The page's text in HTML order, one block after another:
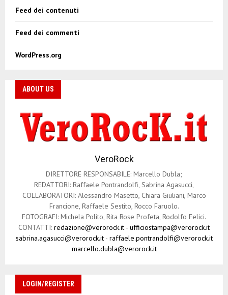
Feed dei contenuti
Feed dei commenti
WordPress.org
ABOUT US
VeroRock
DIRETTORE RESPONSABILE: Marcello Dubla;
REDATTORI: Raffaele Pontrandolfi, Sabrina Agasucci,
COLLABORATORI: Alessandro Masetto, Chiara Giuliani, Marco
Francione, Raffaele Sestito, Rocco Faruolo.
FOTOGRAFI: Michela Polito, Rita Rose Profeta, Rodolfo Felici.
CONTATTI: redazione@verorock.it - ufficiostampa@verorock.it
sabrina.agasucci@verorock.it- raffaele.pontrandolfi@verorock.it
marcello.dubla@verorock.it
LOGIN/REGISTER